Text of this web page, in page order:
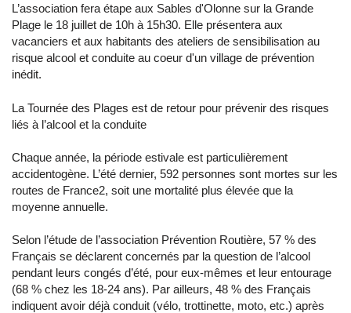
L’association fera étape aux Sables d'Olonne sur la Grande
Plage le 18 juillet de 10h à 15h30. Elle présentera aux
vacanciers et aux habitants des ateliers de sensibilisation au
risque alcool et conduite au coeur d'un village de prévention
inédit.
La Tournée des Plages est de retour pour prévenir des risques
liés à l’alcool et la conduite
Chaque année, la période estivale est particulièrement
accidentogène. L’été dernier, 592 personnes sont mortes sur les
routes de France2, soit une mortalité plus élevée que la
moyenne annuelle.
Selon l’étude de l’association Prévention Routière, 57 % des
Français se déclarent concernés par la question de l’alcool
pendant leurs congés d’été, pour eux-mêmes et leur entourage
(68 % chez les 18-24 ans). Par ailleurs, 48 % des Français
indiquent avoir déjà conduit (vélo, trottinette, moto, etc.) après